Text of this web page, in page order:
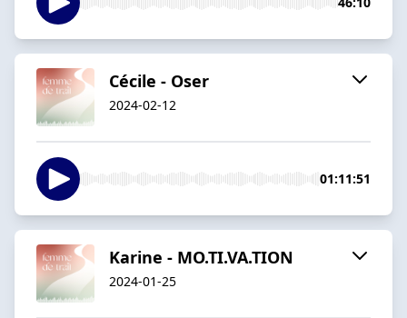
Cécile - Oser
2024-02-12
01:11:51
Karine - MO.TI.VA.TION
2024-01-25